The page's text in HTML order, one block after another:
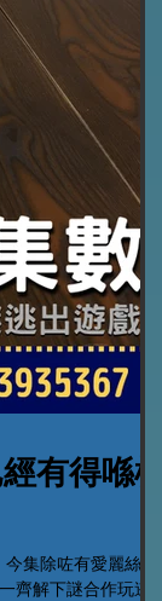
有得喺